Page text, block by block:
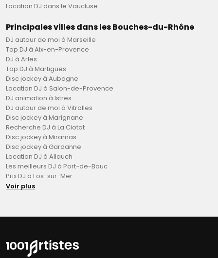
Location DJ dans le Vaucluse
Principales villes dans les Bouches-du-Rhône
DJ autour de moi à Marseille
Top DJ à Aix-en-Provence
DJ à Arles
Top DJ à Martigues
Disc jockey à Aubagne
Location DJ à Salon-de-Provence
DJ animation à Istres
DJ autour de moi à Vitrolles
Disc jockey à Marignane
Recherche DJ à La Ciotat
Disc jockey à Miramas
Disc jockey à Gardanne
Location DJ à Allauch
Les meilleurs DJ à Port-de-Bouc
Prix DJ à Fos-sur-Mer
Voir plus